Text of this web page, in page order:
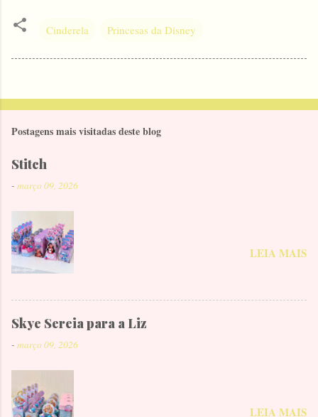
Cinderela Princesas da Disney
Postagens mais visitadas deste blog
Stitch
- março 09, 2026
LEIA MAIS
Skye Sereia para a Liz
- março 09, 2026
LEIA MAIS